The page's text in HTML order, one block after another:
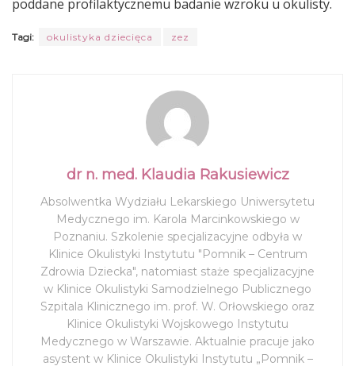
poddane profilaktycznemu badanie wzroku u okulisty.
Tagi: okulistyka dziecięca zez
dr n. med. Klaudia Rakusiewicz
Absolwentka Wydziału Lekarskiego Uniwersytetu
Medycznego im. Karola Marcinkowskiego w
Poznaniu. Szkolenie specjalizacyjne odbyła w
Klinice Okulistyki Instytutu "Pomnik – Centrum
Zdrowia Dziecka", natomiast staże specjalizacyjne
w Klinice Okulistyki Samodzielnego Publicznego
Szpitala Klinicznego im. prof. W. Orłowskiego oraz
Klinice Okulistyki Wojskowego Instytutu
Medycznego w Warszawie. Aktualnie pracuje jako
asystent w Klinice Okulistyki Instytutu „Pomnik –